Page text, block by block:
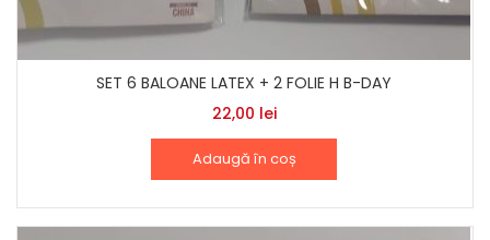
SET 6 BALOANE LATEX + 2 FOLIE H B-DAY
22,00 lei
Adaugă în coș